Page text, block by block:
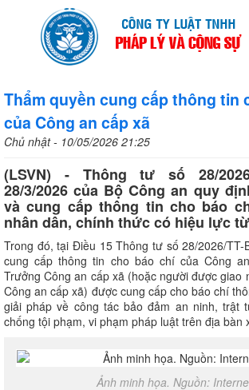
Thẩm quyền cung cấp thông tin
của Công an cấp xã
Chủ nhật - 10/05/2026 21:25
(LSVN) - Thông tư số 28/
28/3/2026 của Bộ Công an quy
và cung cấp thông tin cho báo
nhân dân, chính thức có hiệu lực từ
Trong đó, tại Điều 15 Thông tư số 28/2026/TT-
cung cấp thông tin cho báo chí của Công
Trưởng Công an cấp xã (hoặc người được giao
Công an cấp xã) được cung cấp cho báo chí
giải pháp về công tác bảo đảm an ninh, trật
chống tội phạm, vi phạm pháp luật trên địa bàn
Ảnh minh họa. Nguồn: